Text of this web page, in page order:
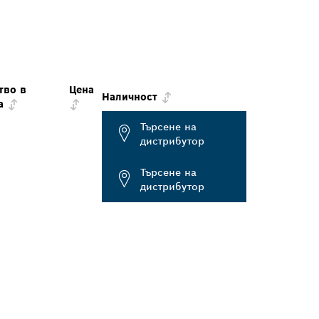
в
Цена
Наличност
Търсене на
дистрибутор
Търсене на
дистрибутор